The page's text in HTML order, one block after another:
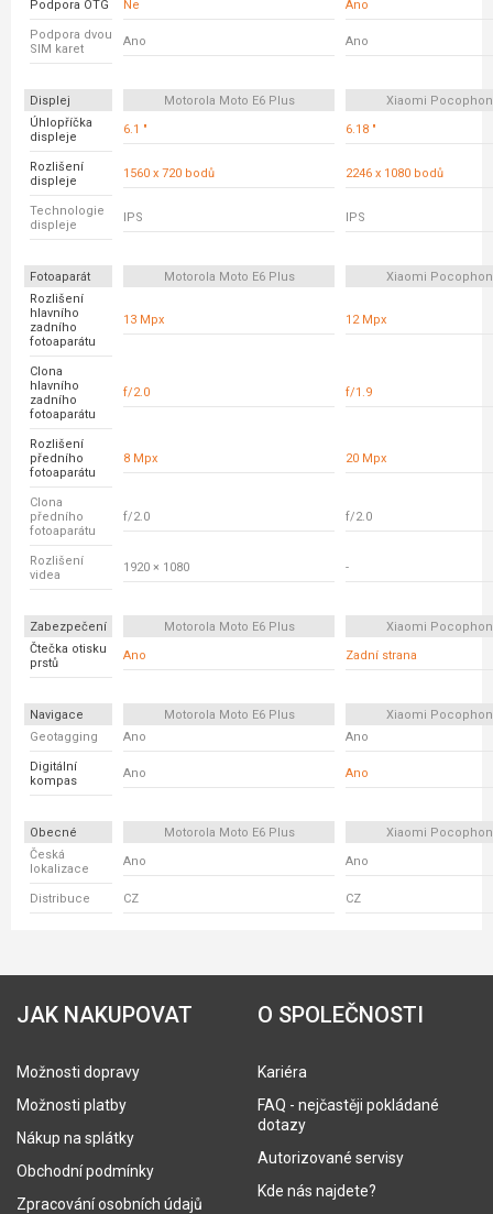
Podpora OTG Ne Ano
Podpora dvou
SIM karet
Ano Ano
Displej Motorola Moto E6 Plus
Xiaomi
Úhlopříčka
displeje
6.1 " 6.18 "
Rozlišení
displeje
1560 x 720 bodů 2246 x 1080 bodů
Technologie
displeje
IPS IPS
Fotoaparát Motorola Moto E6 Plus
Xiaomi
Rozlišení
hlavního
zadního
fotoaparátu
13 Mpx 12 Mpx
Clona
hlavního
zadního
fotoaparátu
f/2.0 f/1.9
Rozlišení
předního
fotoaparátu
8 Mpx 20 Mpx
Clona
předního
fotoaparátu
f/2.0 f/2.0
Rozlišení
videa
1920 × 1080 -
Zabezpečení Motorola Moto E6 Plus
Xiaomi
Čtečka otisku
prstů
Ano Zadní strana
Navigace Motorola Moto E6 Plus
Xiaomi
Geotagging
Ano Ano
Digitální
kompas
Ano Ano
Obecné Motorola Moto E6 Plus
Xiaomi
Česká
lokalizace
Ano Ano
Distribuce CZ CZ
JAK NAKUPOVAT
Možnosti dopravy
Možnosti platby
Nákup na splátky
Obchodní podmínky
Zpracování osobních údajů
O SPOLEČNOSTI
Kariéra
FAQ - nejčastěji pokládané
dotazy
Autorizované servisy
Kde nás najdete?